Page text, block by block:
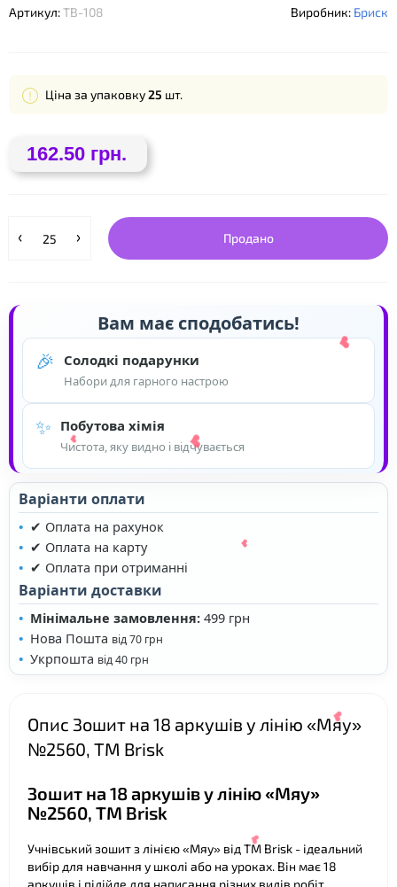
Артикул:ТВ-108 Виробник: Бриск
Ціна за упаковку25 шт.
162.50 грн.
Продано
Вам має сподобатись!
🎉 Солодкі подарунки
Набори для гарного настрою
✨ Побутова хімія
Чистота, яку видно і відчувається
Варіанти оплати
✔ Оплата на рахунок
✔ Оплата на карту
✔ Оплата при отриманні
Варіанти доставки
Мінімальне замовлення: 499 грн
Нова Пошта від 70 грн
Укрпошта від 40 грн
Опис Зошит на 18 аркушів у лінію «Мяу»
№2560, ТМ Brisk
Зошит на 18 аркушів у лінію «Мяу»
№2560, ТМ Brisk
Учнівський зошит з лінією «Мяу» від ТМ Brisk - ідеальний
вибір для навчання у школі або на уроках. Він має 18
аркушів і підійде для написання різних видів робіт.
❤
❤
❤